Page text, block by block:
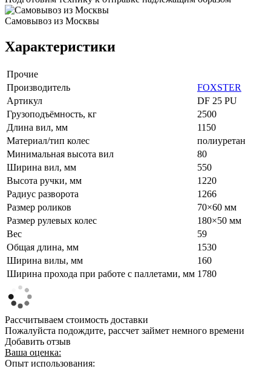
Самовывоз из Москвы
Характеристики
Прочие
Производитель
FOXSTER
Артикул
DF 25 PU
Грузоподъёмность, кг
2500
Длина вил, мм
1150
Материал/тип колес
полиуретан
Минимальная высота вил
80
Ширина вил, мм
550
Высота ручки, мм
1220
Радиус разворота
1266
Размер роликов
70×60 мм
Размер рулевых колес
180×50 мм
Вес
59
Общая длина, мм
1530
Ширина вилы, мм
160
Ширина прохода при работе с паллетами, мм 1780
Рассчитываем стоимость доставки
Пожалуйста подождите, рассчет займет немного времени
Добавить отзыв
Ваша оценка:
Опыт использования: